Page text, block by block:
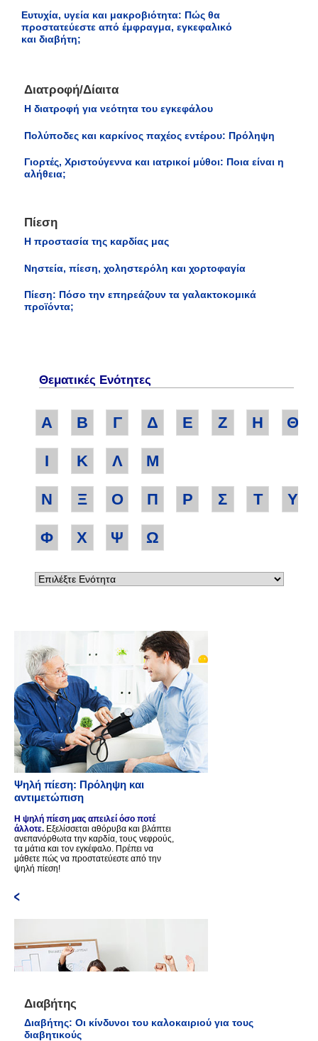
Ευτυχία, υγεία και μακροβιότητα: Πώς θα
προστατεύεστε από έμφραγμα, εγκεφαλικό
και διαβήτη;
Διατροφή/Δίαιτα
Η διατροφή για νεότητα του εγκεφάλου
Πολύποδες και καρκίνος παχέος εντέρου: Πρόληψη
Γιορτές, Χριστούγεννα και ιατρικοί μύθοι: Ποια είναι η
αλήθεια;
Πίεση
Η προστασία της καρδίας μας
Νηστεία, πίεση, χοληστερόλη και χορτοφαγία
Πίεση: Πόσο την επηρεάζουν τα γαλακτοκομικά
προϊόντα;
Θεματικές Ενότητες
Α Β Γ Δ Ε Ζ Η Θ
Ι Κ Λ Μ
Ν Ξ Ο Π Ρ Σ Τ Υ
Φ Χ Ψ Ω
Ψηλή πίεση: Πρόληψη και
αντιμετώπιση
Η ψηλή πίεση μας απειλεί όσο ποτέ
άλλοτε. Εξελίσσεται αθόρυβα και βλάπτει
ανεπανόρθωτα την καρδία, τους νεφρούς,
τα μάτια και τον εγκέφαλο. Πρέπει να
μάθετε πώς να προστατεύεστε από την
ψηλή πίεση!
Διαβήτης
Διαβήτης: Οι κίνδυνοι του καλοκαιριού για τους
διαβητικούς